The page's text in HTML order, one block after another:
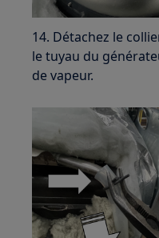
14. Détachez le
le tuyau du
de vapeur.